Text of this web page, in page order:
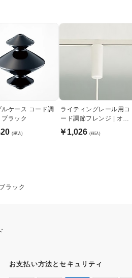
ケース コード調
ラック
(税込)
ライティングレール用コ
ード調節フレンジ | オフ
ホワイト
￥1,026 (税込)
ラック
お支払い方法とセキュリティ